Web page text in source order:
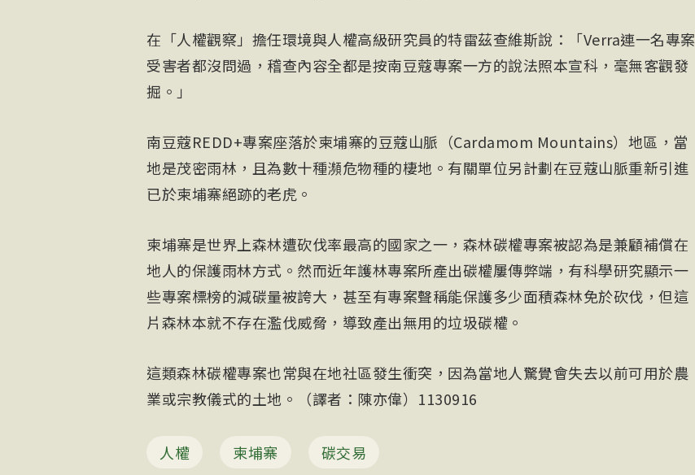
在「人權觀察」擔任環境與人權高級研究員的特雷茲查維斯說：「Verra連一名專案
受害者都沒問過，稽查內容全都是按南豆蔻專案一方的說法照本宣科，毫無客觀發
掘。」
南豆蔻REDD+專案座落於柬埔寨的豆蔻山脈（Cardamom Mountains）地區，當
地是茂密雨林，且為數十種瀕危物種的棲地。有關單位另計劃在豆蔻山脈重新引進
已於柬埔寨絕跡的老虎。
柬埔寨是世界上森林遭砍伐率最高的國家之一，森林碳權專案被認為是兼顧補償在
地人的保護雨林方式。然而近年護林專案所產出碳權屢傳弊端，有科學研究顯示一
些專案標榜的減碳量被誇大，甚至有專案聲稱能保護多少面積森林免於砍伐，但這
片森林本就不存在濫伐威脅，導致產出無用的垃圾碳權。
這類森林碳權專案也常與在地社區發生衝突，因為當地人驚覺會失去以前可用於農
業或宗教儀式的土地。（譯者：陳亦偉）1130916
人權 柬埔寨 碳交易